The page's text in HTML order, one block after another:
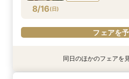
8/16(日)
フェアを
衣装試着 特典あり
衣装試着 特典あり
衣装試着 特典あり
衣装試着 特典あり
衣装試着 特典あり
衣装試着 特典あり
同日のほかのフェアを